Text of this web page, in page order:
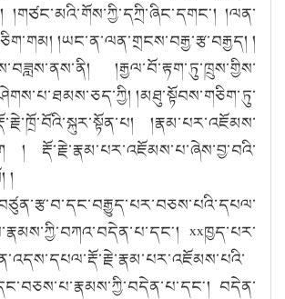
།གཙང་མའི་གོས་ཀྱི་དཀྲི་ཞིང་དགང༌། །ལན་
།ཡང་ན་ལན་གྲངས་བརྒྱ་རྩ་བརྒྱད། །
།རྒྱལ་བོ་རྟག་ཏུ་ཁྲུས་གྱིས་
།མཐུ་སྟོབས་གཅིག་ཏུ་
།རྣམ་པར་འཇོམས་
། རྡོ་རྗེ་རྣམ་པར་འཇོམས་པ་ཞེས་བྱ་བའི་
།
xxཁྱད་པར་
བདེན་